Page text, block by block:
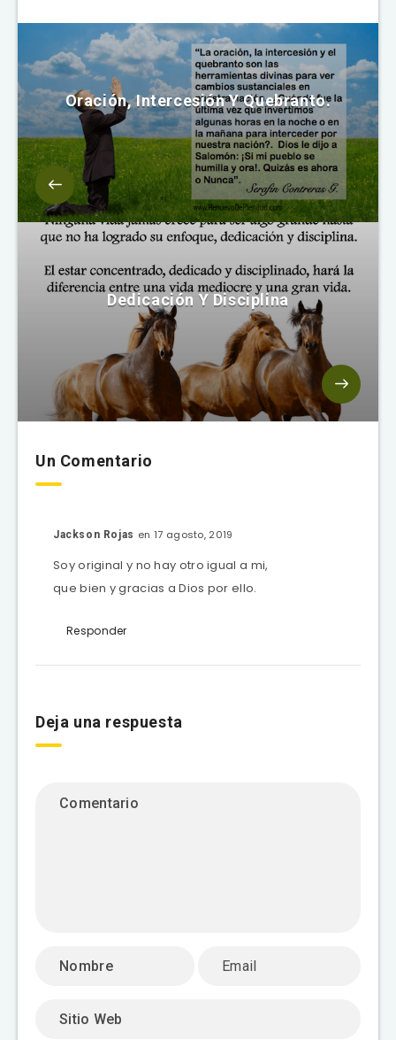
Oración, Intercesión Y Quebranto.
Dedicación Y Disciplina
Un Comentario
Jackson Rojas en 17 agosto, 2019
Soy original y no hay otro igual a mi,
que bien y gracias a Dios por ello.
Responder
Deja una respuesta